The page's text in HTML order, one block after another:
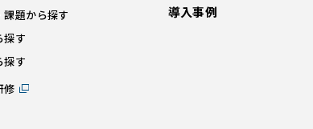
課題から探す
探す
探す
修
導入事例